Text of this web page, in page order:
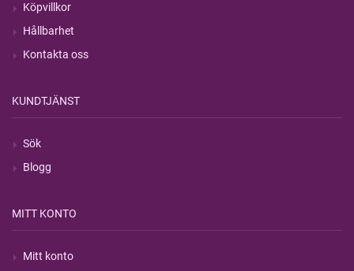
Köpvillkor
Hållbarhet
Kontakta oss
KUNDTJÄNST
Sök
Blogg
MITT KONTO
Mitt konto